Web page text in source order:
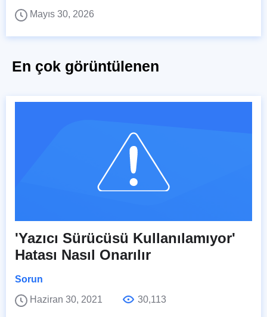
Mayıs 30, 2026
En çok görüntülenen
'Yazıcı Sürücüsü Kullanılamıyor'
Hatası Nasıl Onarılır
Sorun
Haziran 30, 2021
30,113